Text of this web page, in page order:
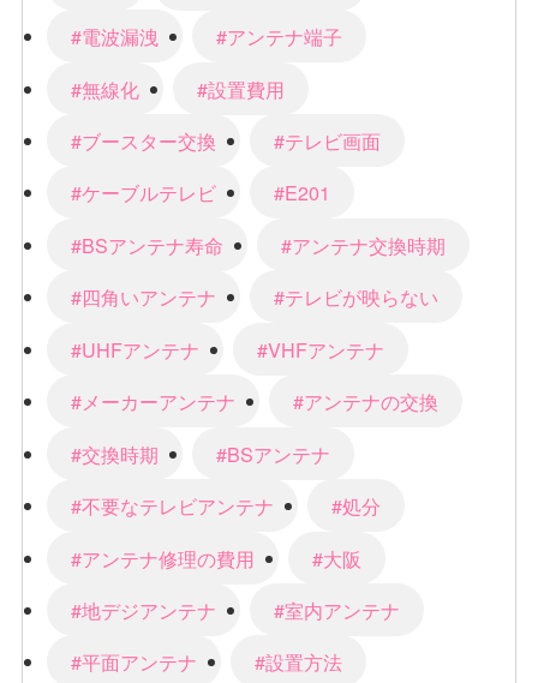
#電波漏洩
#アンテナ端子
#無線化
#設置費用
#ブースター交換
#テレビ画面
#ケーブルテレビ
#E201
#BSアンテナ寿命
#アンテナ交換時期
#四角いアンテナ
#テレビが映らない
#UHFアンテナ
#VHFアンテナ
#メーカーアンテナ
#アンテナの交換
#交換時期
#BSアンテナ
#不要なテレビアンテナ
#処分
#アンテナ修理の費用
#大阪
#地デジアンテナ
#室内アンテナ
#平面アンテナ
#設置方法